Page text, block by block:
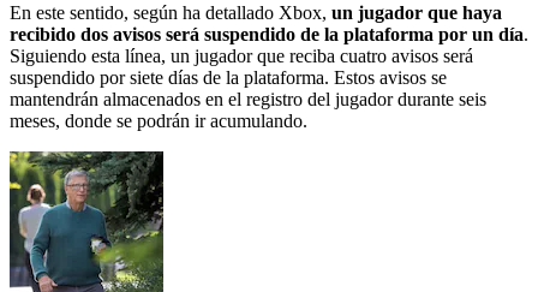
En este sentido, según ha detallado Xbox, un jugador que haya
recibido dos avisos será suspendido de la plataforma por un día.
Siguiendo esta línea, un jugador que reciba cuatro avisos será
suspendido por siete días de la plataforma. Estos avisos se
mantendrán almacenados en el registro del jugador durante seis
meses, donde se podrán ir acumulando.